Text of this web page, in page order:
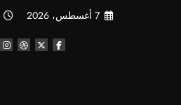
7 أغسطس، 2026